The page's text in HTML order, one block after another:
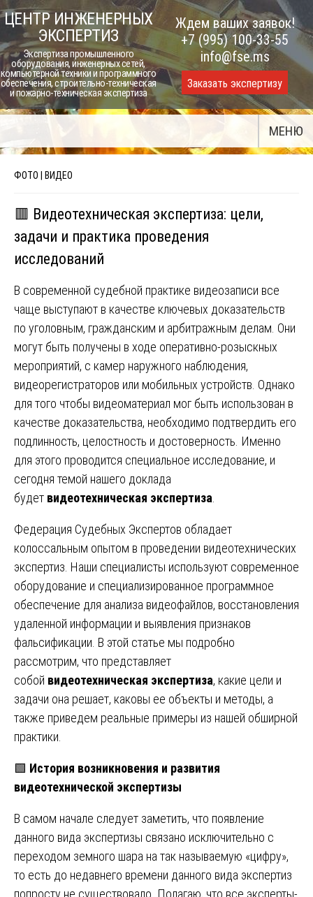
Skip
to
content
ЦЕНТР ИНЖЕНЕРНЫХ
ЭКСПЕРТИЗ
Экспертиза промышленного
оборудования, инженерных сетей,
компьютерной техники и программного
обеспечения, строительно-техническая
и пожарно-техническая экспертиза
Ждем ваших заявок!
+7 (995) 100-33-55
info@fse.ms
Заказать экспертизу
МЕНЮ
ФОТО | ВИДЕО
🟥 Видеотехническая экспертиза: цели,
задачи и практика проведения
исследований
В современной судебной практике видеозаписи все
чаще выступают в качестве ключевых доказательств
по уголовным, гражданским и арбитражным делам. Они
могут быть получены в ходе оперативно-розыскных
мероприятий, с камер наружного наблюдения,
видеорегистраторов или мобильных устройств. Однако
для того чтобы видеоматериал мог быть использован в
качестве доказательства, необходимо подтвердить его
подлинность, целостность и достоверность. Именно
для этого проводится специальное исследование, и
сегодня темой нашего доклада
будет видеотехническая экспертиза
Федерация Судебных Экспертов обладает
колоссальным опытом в проведении видеотехнических
экспертиз. Наши специалисты используют современное
оборудование и специализированное программное
обеспечение для анализа видеофайлов, восстановления
удаленной информации и выявления признаков
фальсификации. В этой статье мы подробно
рассмотрим, что представляет
собой видеотехническая экспертиза, какие цели и
задачи она решает, каковы ее объекты и методы, а
также приведем реальные примеры из нашей обширной
практики.
🟩 История возникновения и развития
видеотехнической экспертизы
В самом начале следует заметить, что появление
данного вида экспертизы связано исключительно с
переходом земного шара на так называемую «цифру»,
то есть до недавнего времени данного вида экспертиз
попросту не существовало. Полагаю, что все эксперты-